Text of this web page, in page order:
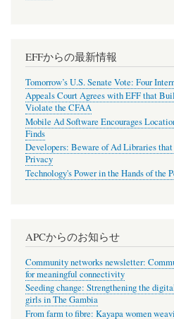
EFFからの最新情報
Tomorrow’s U.S. Senate Vote: Four
Appeals Court Agrees with EFF that
Violate the CFAA
Mobile Ad Software Encourages
Finds
Developers: Beware of Ad Libraries
Privacy
Technology's Power in the Hands of the
APCからのお知らせ
Community networks newsletter:
for meaningful connectivity
Seeding change: Strengthening the
girls in The Gambia
From farm to fibre: Kayapa women